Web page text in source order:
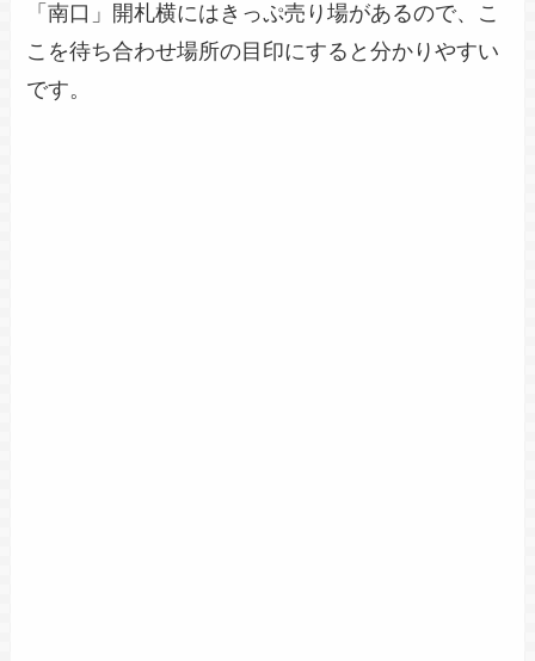
「南口」開札横にはきっぷ売り場があるので、こ
こを待ち合わせ場所の目印にすると分かりやすい
です。